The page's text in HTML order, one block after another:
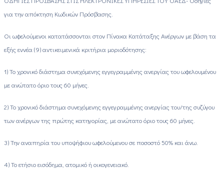
για την απόκτηση Κωδικών Πρόσβασης.
Οι ωφελούμενοι κατατάσσονται στον Πίνακα Κατάταξης Ανέργων με βάση τα
εξής εννέα (9) αντικειμενικά κριτήρια μοριοδότησης:
1) Το χρονικό διάστημα συνεχόμενης εγγεγραμμένης ανεργίας του ωφελουμένου
με ανώτατο όριο τους 60 μήνες.
2) Το χρονικό διάστημα συνεχόμενης εγγεγραμμένης ανεργίας του/της συζύγου
των ανέργων της πρώτης κατηγορίας, με ανώτατο όριο τους 60 μήνες.
3) Την αναπηρία του υποψήφιου ωφελούμενου σε ποσοστό 50% και άνω.
4) Το ετήσιο εισόδημα, ατομικό ή οικογενειακό.